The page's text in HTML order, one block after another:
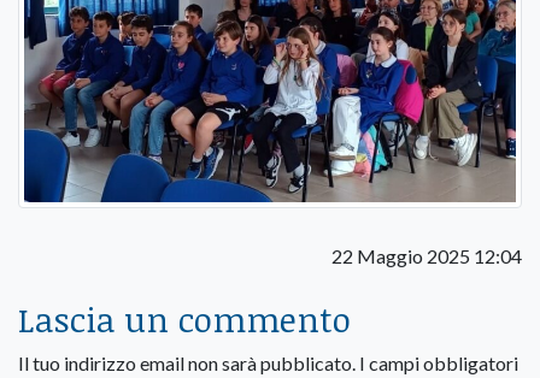
22 Maggio 2025 12:04
Lascia un commento
Il tuo indirizzo email non sarà pubblicato. I campi obbligatori